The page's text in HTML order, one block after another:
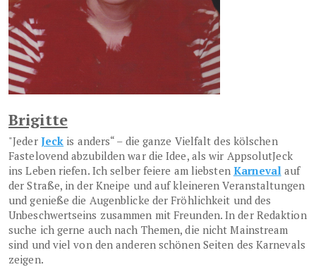
Brigitte
"Jeder Jeck is anders“ – die ganze Vielfalt des kölschen
Fastelovend abzubilden war die Idee, als wir AppsolutJeck
ins Leben riefen. Ich selber feiere am liebsten Karneval auf
der Straße, in der Kneipe und auf kleineren Veranstaltungen
und genieße die Augenblicke der Fröhlichkeit und des
Unbeschwertseins zusammen mit Freunden. In der Redaktion
suche ich gerne auch nach Themen, die nicht Mainstream
sind und viel von den anderen schönen Seiten des Karnevals
zeigen.